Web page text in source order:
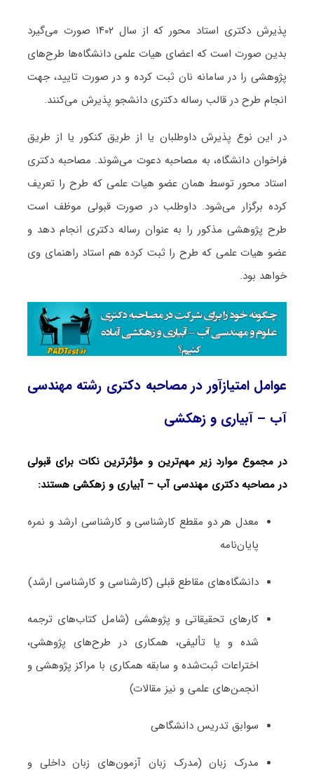
پذیرش دکتری استاد محور که از سال ۱۴۰۲ صورت می‌گیرد
بدین صورت است که اعضای هیات علمی دانشگاه‌ها طرح‌های
پژوهشی را در سامانه نان ثبت کرده و در صورت تایید، جهت
انجام طرح در قالب رساله دکتری دانشجو پذیرش می‌کنند.
در این نوع پذیرش داوطلبان یا از طریق کنکور یا از طریق
فراخوان دانشگاه، به مصاحبه دعوت می‌شوند. مصاحبه دکتری
استاد محور توسط همان عضو هیات علمی که طرح را تعریف
کرده برگزار می‌شود. داوطلب در صورت قبولی موظف است
طرح پژوهشی مذکور را به عنوان رساله دکتری انجام دهد و
عضو هیات علمی که طرح را ثبت کرده هم استاد راهنمای وی
خواهد بود.
عوامل امتیازآور در مصاحبه دکتری رشته مهندسی
آب – آبیاری و زهکشی
در مجموع موارد زیر مهم‌ترین و مؤثرترین نکات برای قبولی
در مصاحبه دکتری مهندسی آب – آبیاری و زهکشی هستند:
معدل هر دو مقطع کارشناسی و کارشناسی ارشد و نمره
پایان‌نامه
دانشگاه‌های مقاطع قبلی (کارشناسی و کارشناسی ارشد)
کارهای تحقیقاتی و پژوهشی (شامل کتاب‌های ترجمه­‌
شده و یا تألیفی، همکاری در طرح‌های پژوهشی،
اختراعات ثبت‌­شده و سابقه همکاری با مراکز پژوهشی و
انجمن‌های علمی و نیز مقالات)
سوابق تدریس دانشگاهی
مدرک زبان (مدرک زبان آزمون‌های زبان داخلی و